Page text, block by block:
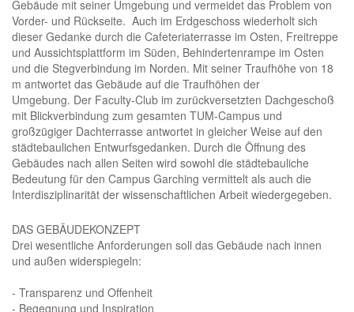
Gebäude mit seiner Umgebung und vermeidet das Problem von
Vorder- und Rückseite. Auch im Erdgeschoss wiederholt sich
dieser Gedanke durch die Cafeteriaterrasse im Osten, Freitreppe
und Aussichtsplattform im Süden, Behindertenrampe im Osten
und die Stegverbindung im Norden. Mit seiner Traufhöhe von 18
m antwortet das Gebäude auf die Traufhöhen der
Umgebung. Der Faculty-Club im zurückversetzten Dachgeschoß
mit Blickverbindung zum gesamten TUM-Campus und
großzügiger Dachterrasse antwortet in gleicher Weise auf den
städtebaulichen Entwurfsgedanken. Durch die Öffnung des
Gebäudes nach allen Seiten wird sowohl die städtebauliche
Bedeutung für den Campus Garching vermittelt als auch die
Interdisziplinarität der wissenschaftlichen Arbeit wiedergegeben.
DAS GEBÄUDEKONZEPT
Drei wesentliche Anforderungen soll das Gebäude nach innen
und außen widerspiegeln:
- Transparenz und Offenheit
- Begegnung und Inspiration